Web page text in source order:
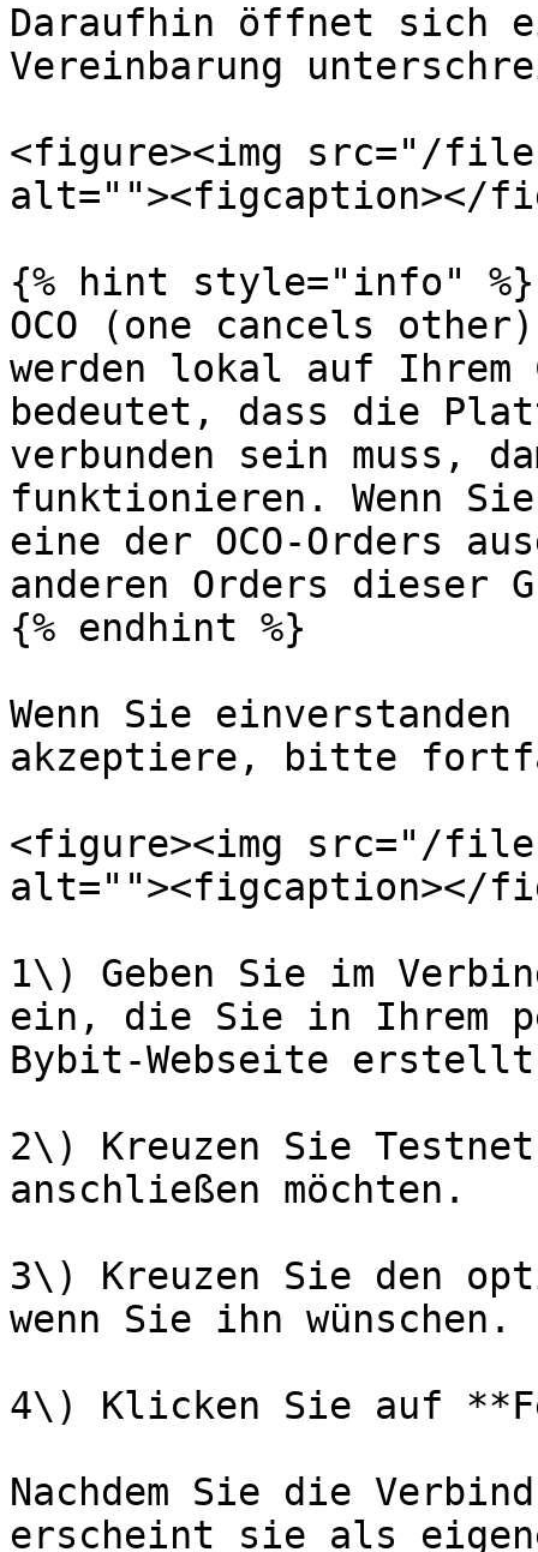
Daraufhin öffnet sich
Vereinbarung
<figure><img src="/files/
alt=""><figcaption></
{% hint style="info" %}
OCO (one cancels
werden lokal auf Ihrem
bedeutet, dass die
verbunden sein muss,
funktionieren. Wenn
eine der OCO-Orders
anderen Orders dieser
{% endhint %}
Wenn Sie
akzeptiere, bitte
<figure><img src="/
alt=""><figcaption></
1\) Geben Sie im
ein, die Sie in Ihrem
Bybit-Webseite erstellt
2\) Kreuzen Sie
anschließen möchten.
3\) Kreuzen Sie den
wenn Sie ihn wünschen.
4\) Klicken Sie auf
Nachdem Sie die
erscheint sie als